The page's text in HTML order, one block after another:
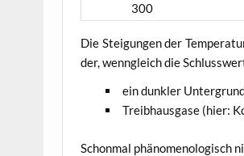
300
Die Stei­gun­gen der
der, wenn­gleich die
ein dunk­ler
Treib­haus­ga­se (hier:
Schon­mal phä­no­me­no­lo­gisch